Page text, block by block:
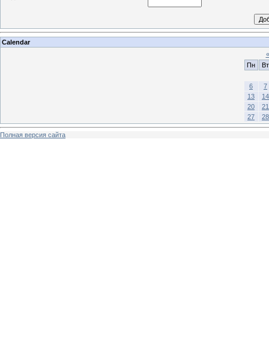
Calendar
«
Пн
Вт
6
7
13
14
20
21
27
28
Полная версия сайта